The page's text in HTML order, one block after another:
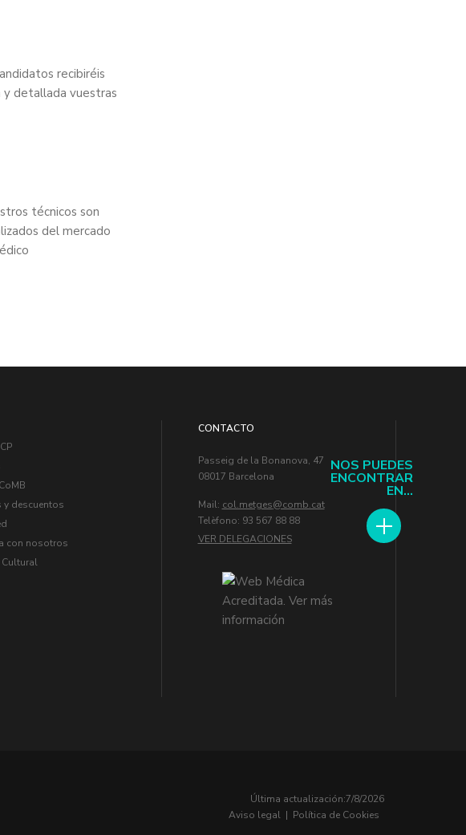
recibiréis
detallada vuestras
técnicos son
del mercado
NOS PUEDES
ENCONTRAR
EN...
y descuentos
con nosotros
CONTACTO
Passeig de la Bonanova, 47
08017 Barcelona
Mail: col.metges
Telèfono: 93 567 88 88
VER DELEGACIONES
Última actualización:7/8/2026
Aviso legal | Política de Cookies